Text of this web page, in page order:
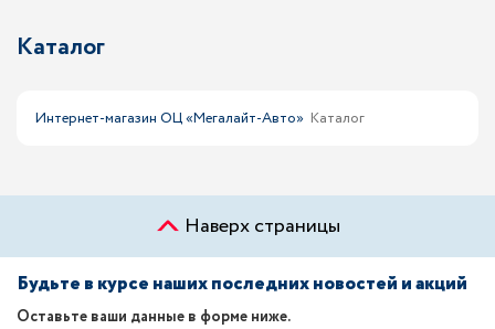
Каталог
Интернет-магазин ОЦ «Мегалайт-Авто» Каталог
Наверх страницы
Будьте в курсе наших последних новостей и акций
Оставьте ваши данные в форме ниже.